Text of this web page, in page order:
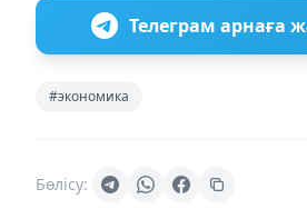
Телеграм арнаға
#экономика
Бөлісу: